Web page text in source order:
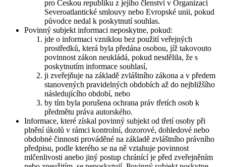
pro Českou republiku z jejího členství v Organizaci
Severoatlantické smlouvy nebo Evropské unii, pokud
původce nedal k poskytnutí souhlas.
Povinný subjekt informaci neposkytne, pokud:
jde o informaci vzniklou bez použití veřejných
prostředků, která byla předána osobou, jíž takovouto
povinnost zákon neukládá, pokud nesdělila, že s
poskytnutím informace souhlasí,
ji zveřejňuje na základě zvláštního zákona a v předem
stanovených pravidelných obdobích až do nejbližšího
následujícího období, nebo
by tím byla porušena ochrana práv třetích osob k
předmětu práva autorského.
Informace, které získal povinný subjekt od třetí osoby při
plnění úkolů v rámci kontrolní, dozorové, dohledové nebo
obdobné činnosti prováděné na základě zvláštního právního
předpisu, podle kterého se na ně vztahuje povinnost
mlčenlivosti anebo jiný postup chránící je před zveřejněním